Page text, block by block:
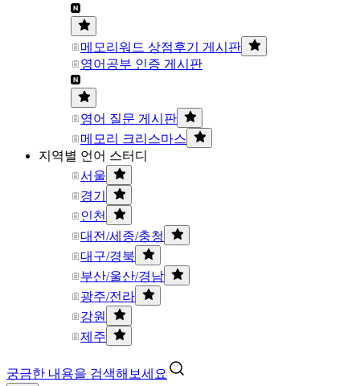
메모리워드 상점후기 게시판
영어공부 인증 게시판
영어 질문 게시판
메모리 크리스마스
지역별 언어 스터디
서울
경기
인천
대전/세종/충청
대구/경북
부산/울산/경남
광주/전라
강원
제주
궁금한 내용을 검색해보세요